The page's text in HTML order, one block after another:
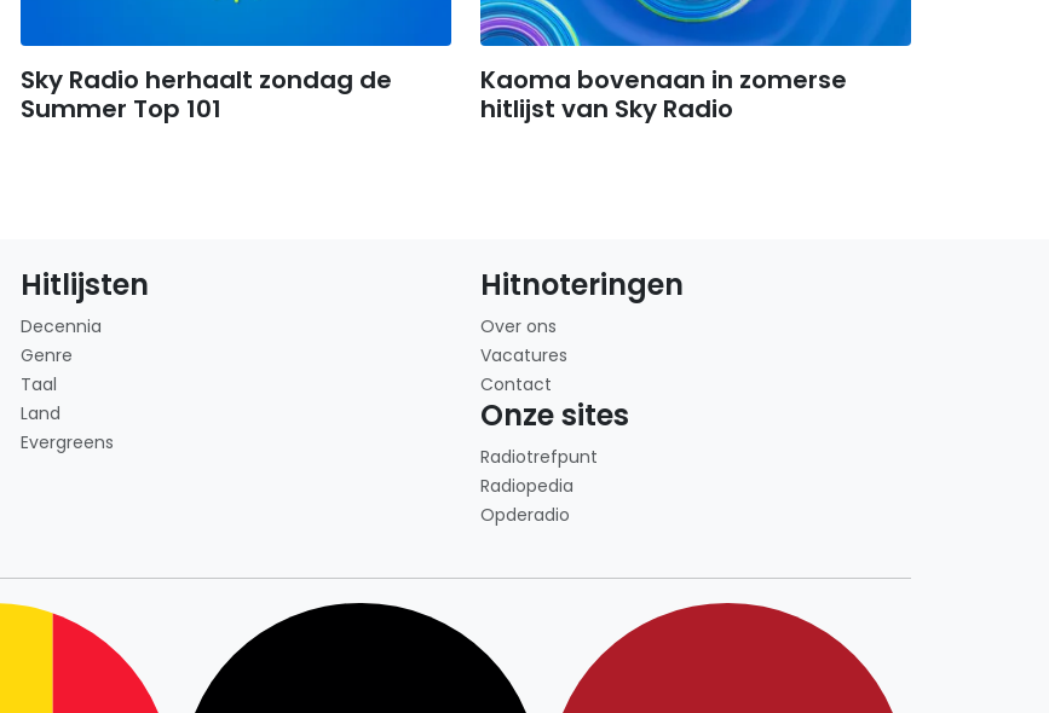
Sky Radio herhaalt zondag de
Summer Top 101
Kaoma bovenaan in zomerse
hitlijst van Sky Radio
Hitlijsten
Decennia
Genre
Taal
Land
Evergreens
Hitnoteringen
Over ons
Vacatures
Contact
Onze sites
Radiotrefpunt
Radiopedia
Opderadio